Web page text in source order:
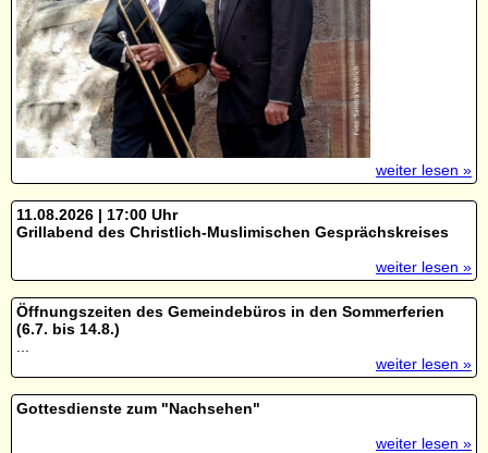
weiter lesen »
11.08.2026 | 17:00 Uhr
Grillabend des Christlich-Muslimischen Gesprächskreises
weiter lesen »
Öffnungszeiten des Gemeindebüros in den Sommerferien
(6.7. bis 14.8.)
weiter lesen »
Gottesdienste zum "Nachsehen"
weiter lesen »